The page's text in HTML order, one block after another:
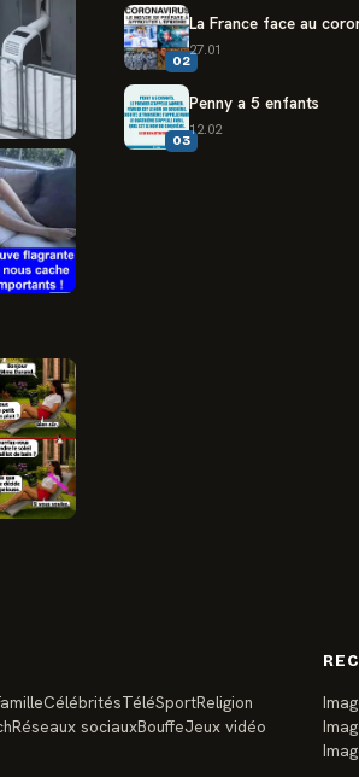
02
La France face au
27.01
03
Penny a 5 enfants
12.02
CélébritésTéléSportReligion
Réseaux sociauxBouffeJeux vidéo